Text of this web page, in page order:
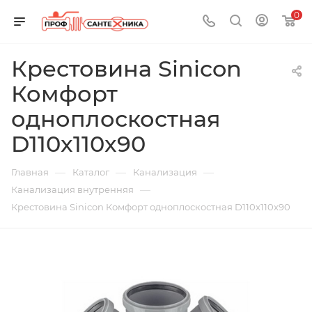
0
Крестовина Sinicon
Комфорт
одноплоскостная
D110x110x90
Главная — Каталог — Канализация —
Канализация внутренняя —
Крестовина Sinicon Комфорт одноплоскостная D110x110x90